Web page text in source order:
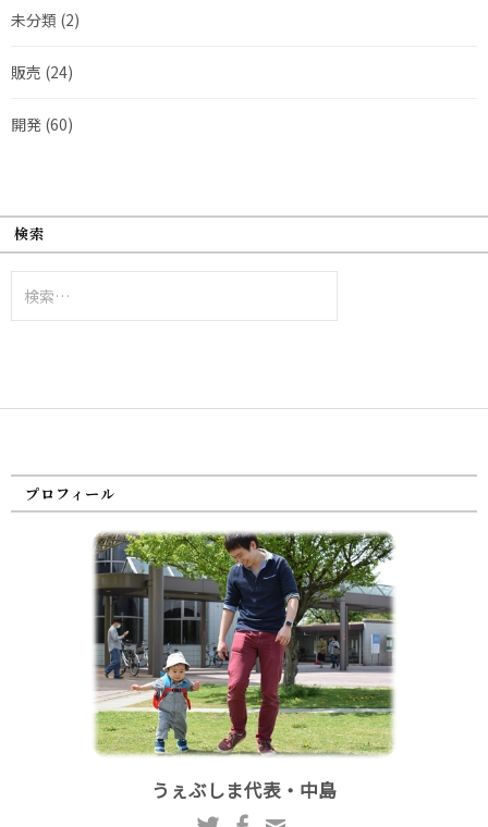
未分類 (2)
販売 (24)
開発 (60)
検索
索:
プロフィール
うぇぶしま代表・中島